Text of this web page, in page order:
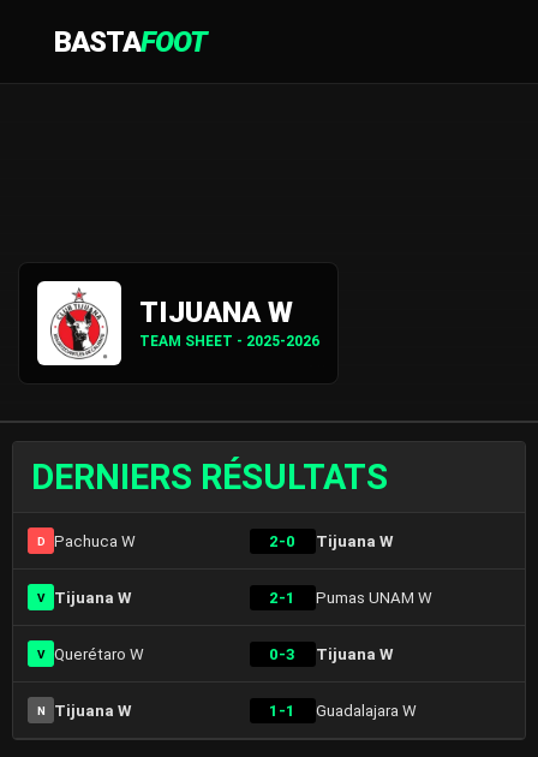
BASTAFOOT
TIJUANA W
TEAM SHEET - 2025-2026
DERNIERS RÉSULTATS
D Pachuca W 2-0 Tijuana W
V Tijuana W 2-1 Pumas UNAM W
V Querétaro W 0-3 Tijuana W
N Tijuana W 1-1 Guadalajara W